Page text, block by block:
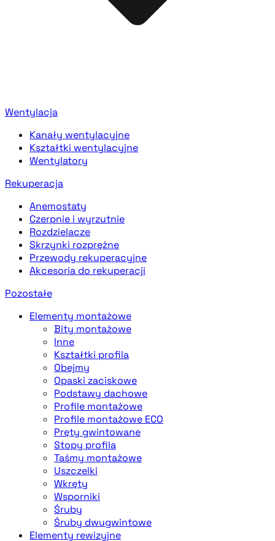
Wentylacja
Kanały wentylacyjne
Kształtki wentylacyjne
Wentylatory
Rekuperacja
Anemostaty
Czerpnie i wyrzutnie
Rozdzielacze
Skrzynki rozprężne
Przewody rekuperacyjne
Akcesoria do rekuperacji
Pozostałe
Elementy montażowe
Bity montażowe
Inne
Kształtki profila
Obejmy
Opaski zaciskowe
Podstawy dachowe
Profile montażowe
Profile montażowe ECO
Pręty gwintowane
Stopy profila
Taśmy montażowe
Uszczelki
Wkręty
Wsporniki
Śruby
Śruby dwugwintowe
Elementy rewizyjne